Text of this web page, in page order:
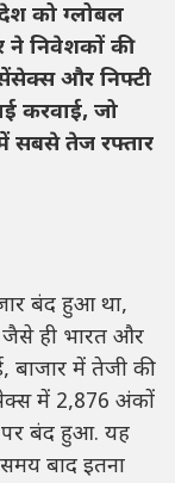
को ग्लोबल
ने निवेशकों की
सेंसेक्स और निफ्टी
करवाई, जो
सबसे तेज रफ्तार
बंद हुआ था,
ही भारत और
बाजार में तेजी की
में 2,876 अंकों
बंद हुआ. यह
बाद इतना